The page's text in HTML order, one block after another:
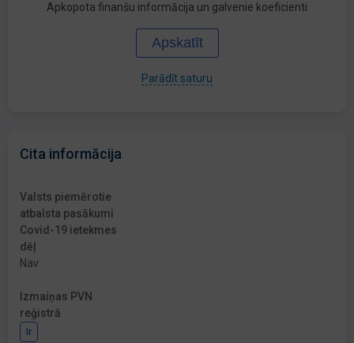
Apkopota finanšu informācija un galvenie koeficienti
Apskatīt
Parādīt saturu
Cita informācija
Valsts piemērotie
atbalsta pasākumi
Covid-19 ietekmes
dēļ
Nav
Izmaiņas PVN
reģistrā
Ir